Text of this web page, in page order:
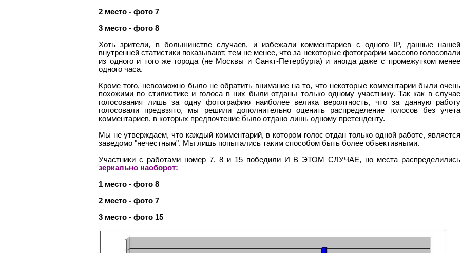
2 место - фото 7
3 место - фото 8
Хоть зрители, в большинстве случаев, и избежали комментариев с одного IP, данные нашей
внутренней статистики показывают, тем не менее, что за некоторые фотографии массово голосовали
из одного и того же города (не Москвы и Санкт-Петербурга) и иногда даже с промежутком менее
одного часа.
Кроме того, невозможно было не обратить внимание на то, что некоторые комментарии были очень
похожими по стилистике и голоса в них были отданы только одному участнику. Так как в случае
голосования лишь за одну фотографию наиболее велика вероятность, что за данную работу
голосовали предвзято, мы решили дополнительно оценить распределение голосов без учета
комментариев, в которых предпочтение было отдано лишь одному претенденту.
Мы не утверждаем, что каждый комментарий, в котором голос отдан только одной работе, является
заведомо "нечестным". Мы лишь попытались таким способом быть более объективными.
Участники с работами номер 7, 8 и 15 победили И В ЭТОМ СЛУЧАЕ, но места распределились
зеркально наоборот:
1 место - фото 8
2 место - фото 7
3 место - фото 15